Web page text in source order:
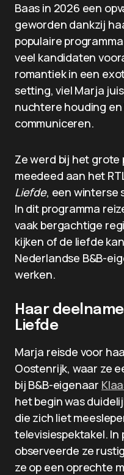
Baas in 2026 een
geworden dankzij
populaire programma
veel kandidaten
romantiek in een
setting, viel Marja
nuchtere houding
communiceren.
Ze werd bij het grote
meedeed aan het
Liefde, een winterse
In dit programma
vaak bergachtige
kijken of de liefde
Nederlandse B&B-
werken.
Haar
Liefde
Marja reisde voor
Oostenrijk, waar ze
bij B&B-eigenaar
het begin was
die zich liet
televisiespektakel. In
observeerde ze
ze op een oprechte